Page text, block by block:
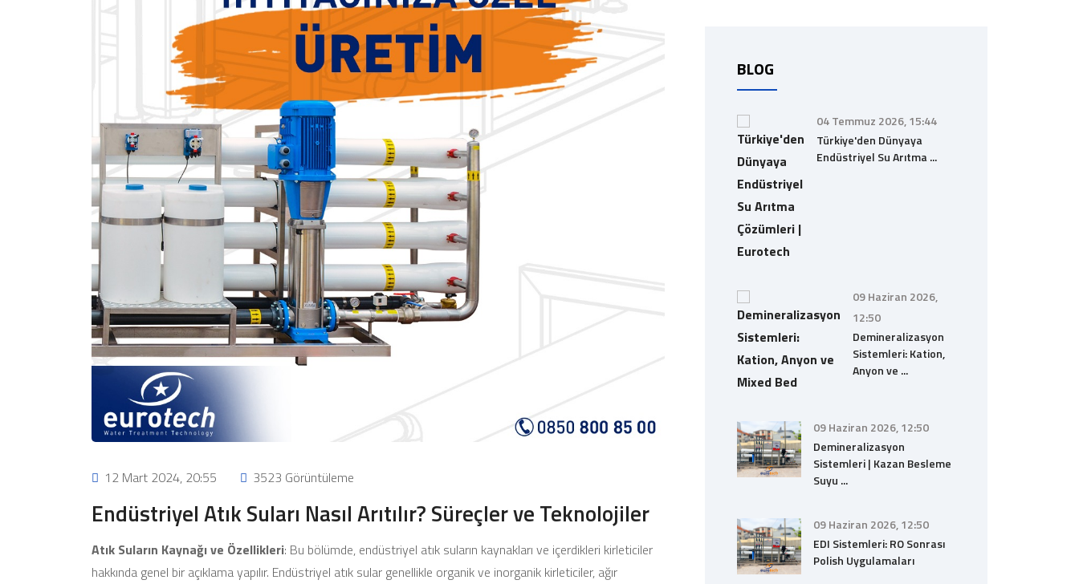
12 Mart 2024, 20:55 3523 Görüntüleme
Endüstriyel Atık Suları Nasıl Arıtılır? Süreçler ve Teknolojiler
Atık Suların Kaynağı ve Özellikleri: Bu bölümde, endüstriyel atık suların kaynakları ve içerdikleri kirleticiler
hakkında genel bir açıklama yapılır. Endüstriyel atık sular genellikle organik ve inorganik kirleticiler, ağır
BLOG
04 Temmuz 2026, 15:44
Türkiye'den Dünyaya
Endüstriyel Su Arıtma ...
09 Haziran 2026,
12:50
Demineralizasyon
Sistemleri: Kation,
Anyon ve ...
09 Haziran 2026, 12:50
Demineralizasyon
Sistemleri | Kazan Besleme
Suyu ...
09 Haziran 2026, 12:50
EDI Sistemleri: RO Sonrası
Polish Uygulamaları